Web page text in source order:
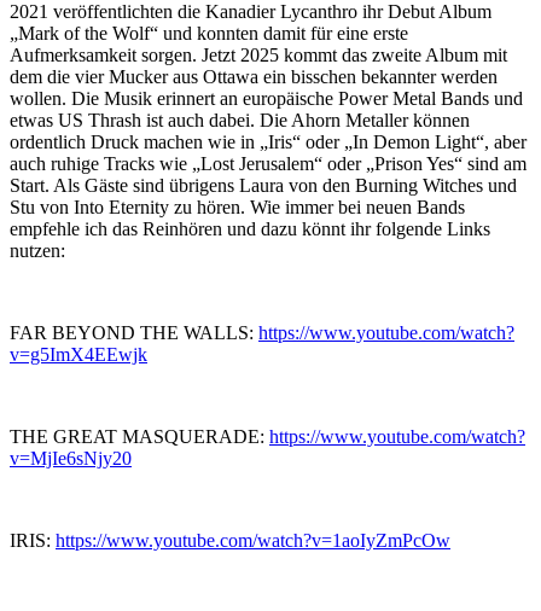
2021 veröffentlichten die Kanadier Lycanthro ihr Debut Album
„Mark of the Wolf“ und konnten damit für eine erste
Aufmerksamkeit sorgen. Jetzt 2025 kommt das zweite Album mit
dem die vier Mucker aus Ottawa ein bisschen bekannter werden
wollen. Die Musik erinnert an europäische Power Metal Bands und
etwas US Thrash ist auch dabei. Die Ahorn Metaller können
ordentlich Druck machen wie in „Iris“ oder „In Demon Light“, aber
auch ruhige Tracks wie „Lost Jerusalem“ oder „Prison Yes“ sind am
Start. Als Gäste sind übrigens Laura von den Burning Witches und
Stu von Into Eternity zu hören. Wie immer bei neuen Bands
empfehle ich das Reinhören und dazu könnt ihr folgende Links
nutzen:
FAR BEYOND THE WALLS: https://www.youtube.com/watch?
v=g5ImX4EEwjk
THE GREAT MASQUERADE: https://www.youtube.com/watch?
v=MjIe6sNjy20
IRIS: https://www.youtube.com/watch?v=1aoIyZmPcOw